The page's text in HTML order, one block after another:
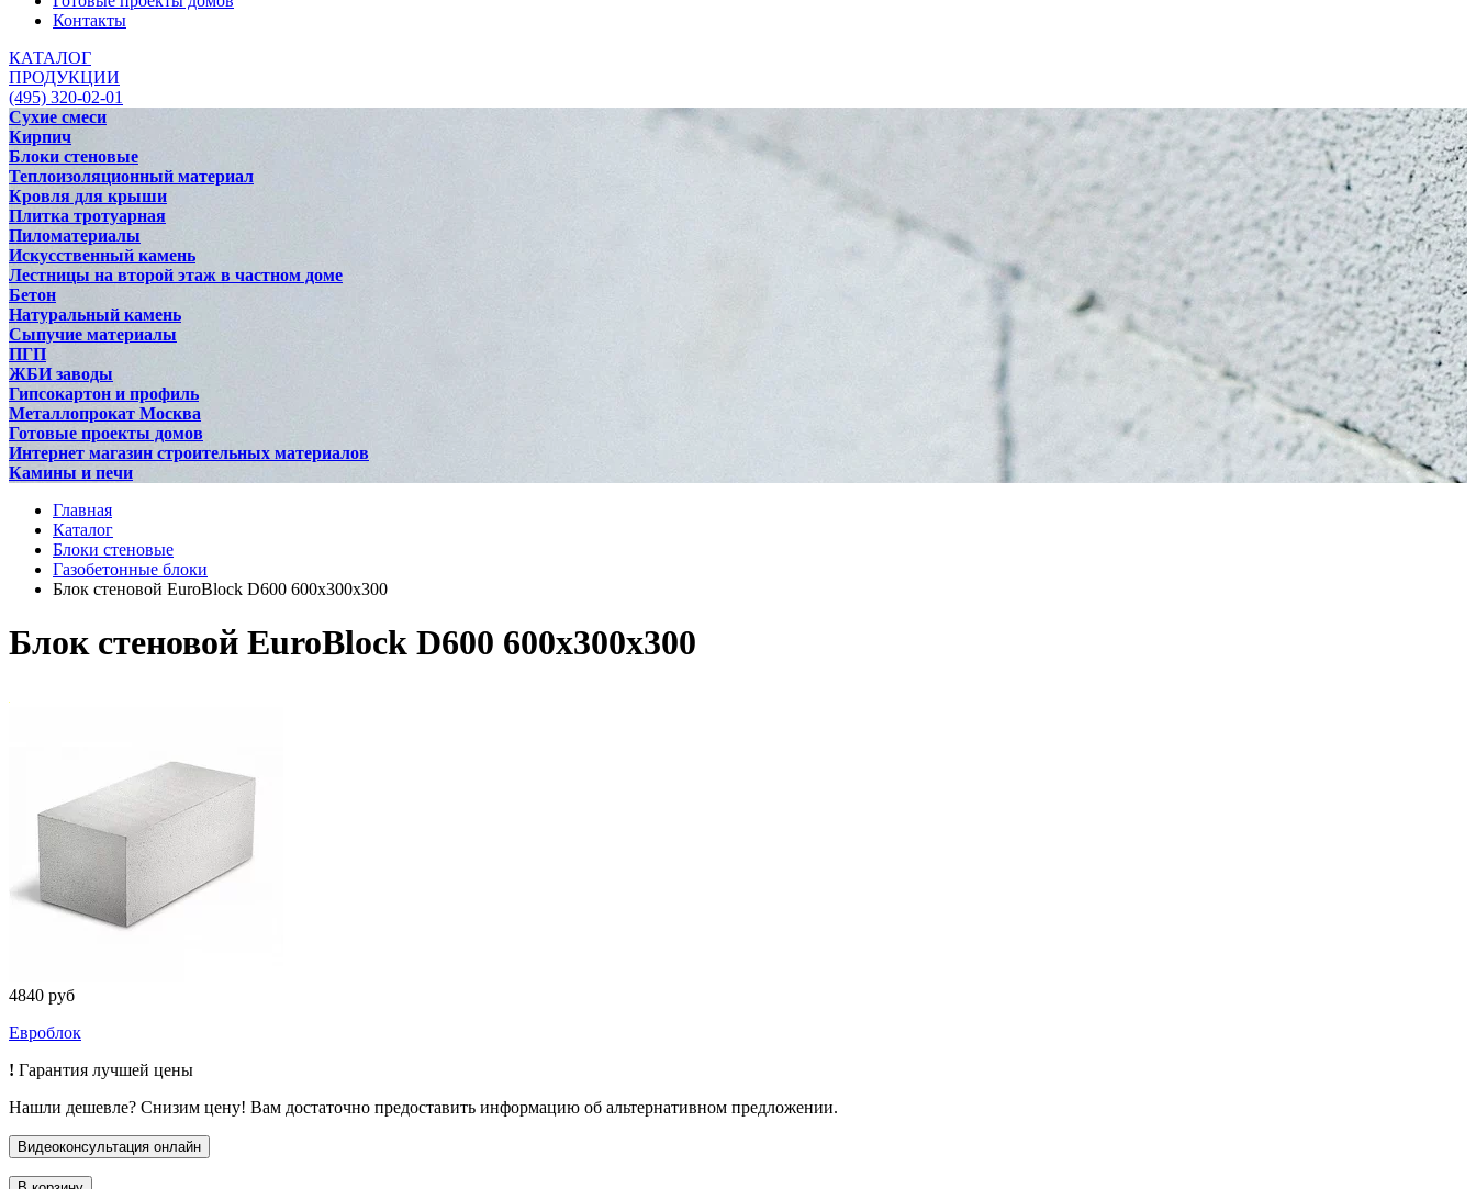
Контакты
КАТАЛОГ
ПРОДУКЦИИ
(495) 320-02-01
Сухие смеси
Кирпич
Блоки стеновые
Теплоизоляционный материал
Кровля для крыши
Плитка тротуарная
Пиломатериалы
Искусственный камень
Лестницы на второй этаж в частном доме
Бетон
Натуральный камень
Сыпучие материалы
ПГП
ЖБИ заводы
Гипсокартон и профиль
Металлопрокат Москва
Готовые проекты домов
Интернет магазин строительных материалов
Камины и печи
Главная
Каталог
Блоки стеновые
Газобетонные блоки
Блок стеновой EuroBlock D600 600x300x300
Блок стеновой EuroBlock D600 600x300x300
4840 руб
Евроблок
! Гарантия лучшей цены
Нашли дешевле? Снизим цену! Вам достаточно предоставить информацию об альтернативном предложении.